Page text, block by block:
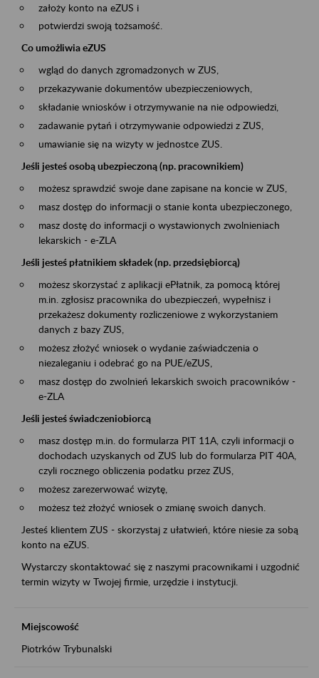
założy konto na eZUS i
potwierdzi swoją tożsamość.
Co umożliwia eZUS
wgląd do danych zgromadzonych w ZUS,
przekazywanie dokumentów ubezpieczeniowych,
składanie wniosków i otrzymywanie na nie odpowiedzi,
zadawanie pytań i otrzymywanie odpowiedzi z ZUS,
umawianie się na wizyty w jednostce ZUS.
Jeśli jesteś osobą ubezpieczoną (np. pracownikiem)
możesz sprawdzić swoje dane zapisane na koncie w ZUS,
masz dostęp do informacji o stanie konta ubezpieczonego,
masz dostę do informacji o wystawionych zwolnieniach
lekarskich - e-ZLA
Jeśli jesteś płatnikiem składek (np. przedsiębiorcą)
możesz skorzystać z aplikacji ePłatnik, za pomocą której
m.in. zgłosisz pracownika do ubezpieczeń, wypełnisz i
przekażesz dokumenty rozliczeniowe z wykorzystaniem
danych z bazy ZUS,
możesz złożyć wniosek o wydanie zaświadczenia o
niezaleganiu i odebrać go na PUE/eZUS,
masz dostęp do zwolnień lekarskich swoich pracowników -
e-ZLA
Jeśli jesteś świadczeniobiorcą
masz dostęp m.in. do formularza PIT 11A, czyli informacji o
dochodach uzyskanych od ZUS lub do formularza PIT 40A,
czyli rocznego obliczenia podatku przez ZUS,
możesz zarezerwować wizytę,
możesz też złożyć wniosek o zmianę swoich danych.
Jesteś klientem ZUS - skorzystaj z ułatwień, które niesie za sobą
konto na eZUS.
Wystarczy skontaktować się z naszymi pracownikami i uzgodnić
termin wizyty w Twojej firmie, urzędzie i instytucji.
Miejscowość
Piotrków Trybunalski